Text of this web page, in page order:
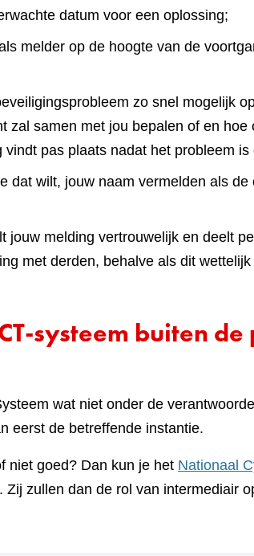
datum voor een oplossing;
melder op de hoogte van de
zo snel mogelijk
zal samen met jou bepalen of en hoe
pas plaats nadat het probleem is
dat wilt, jouw naam vermelden als de
jouw melding vertrouwelijk en deelt
met derden, behalve als dit
systeem buiten
wat niet onder de
eerst de betreffende instantie.
niet goed? Dan kun je het Nationaal
Zij zullen dan de rol van intermediair